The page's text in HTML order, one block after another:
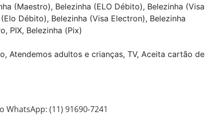
(Maestro), Belezinha (ELO Débito), Belezinha (Visa
Débito), Belezinha (Visa Electron), Belezinha
PIX, Belezinha (Pix)
Atendemos adultos e crianças, TV, Aceita cartão de
(11) 91690-7241